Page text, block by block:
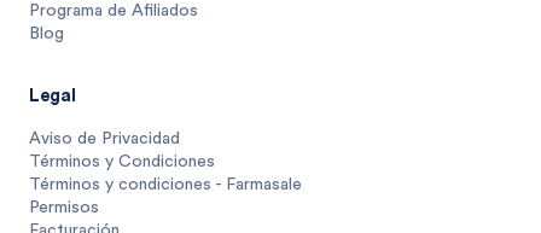
Programa de Afiliados
Blog
Legal
Aviso de Privacidad
Términos y Condiciones
Términos y condiciones - Farmasale
Permisos